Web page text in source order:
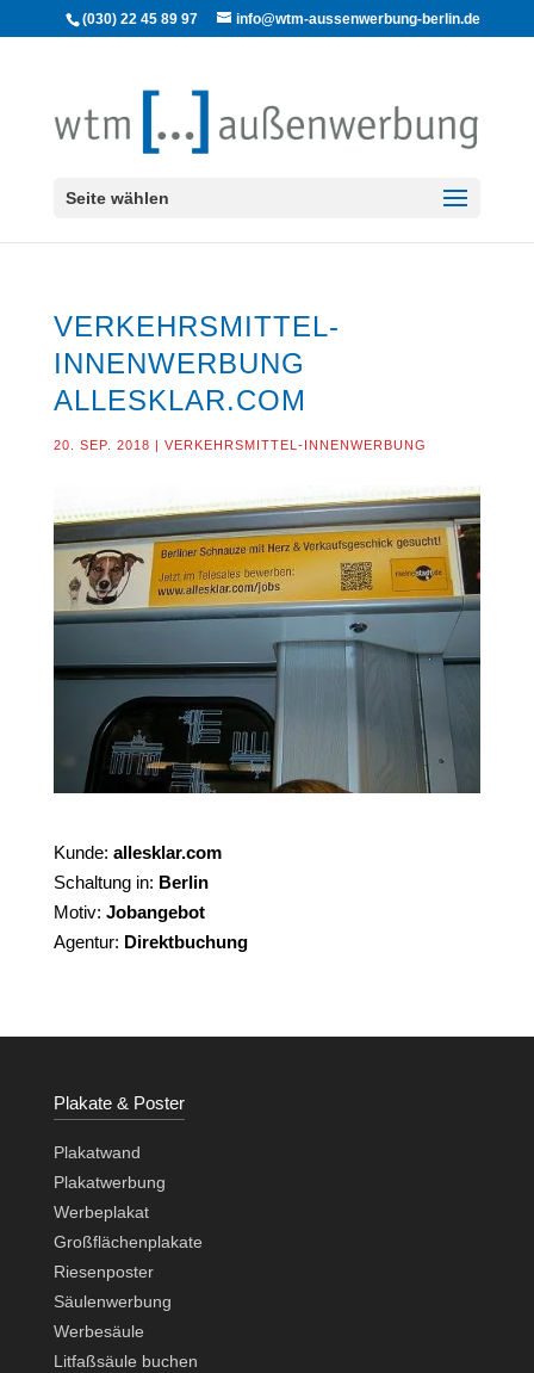
(030) 22 45 89 97 info@wtm-aussenwerbung-berlin.de
Seite wählen
VERKEHRSMITTEL-
INNENWERBUNG
ALLESKLAR.COM
20. SEP. 2018 | VERKEHRSMITTEL-INNENWERBUNG
Kunde: allesklar.com
Schaltung in: Berlin
Motiv: Jobangebot
Agentur: Direktbuchung
Plakate & Poster
Plakatwand
Plakatwerbung
Werbeplakat
Großflächenplakate
Riesenposter
Säulenwerbung
Werbesäule
Litfaßsäule buchen